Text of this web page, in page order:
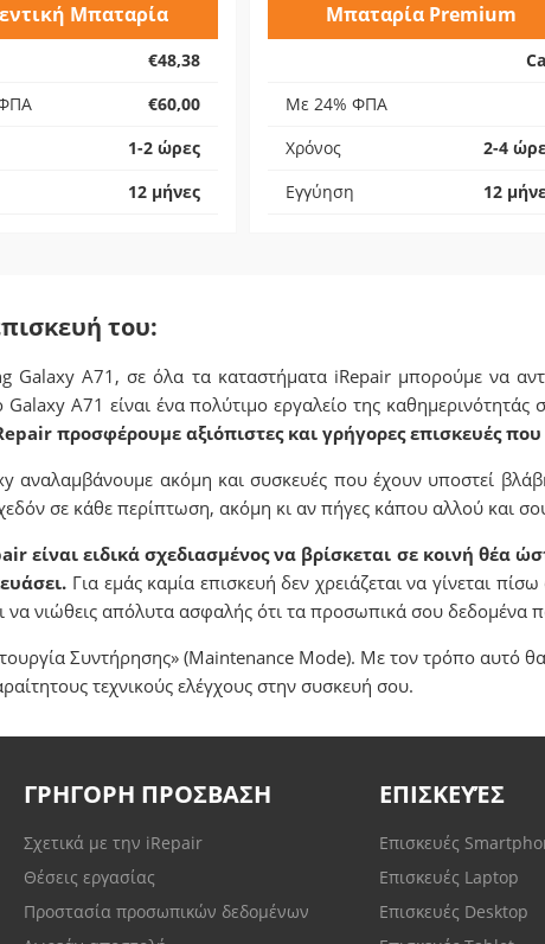
Μπαταρία
€48,38
€60,00
1-2 ώρες
12 μήνες
Μπαταρία Premium
Με 24% ΦΠΑ
Χρόνος
2-4
Εγγύηση
12
του:
Galaxy Α71, σε όλα τα καταστήματα iRepair μπορούμε να
Α71 είναι ένα πολύτιμο εργαλείο της
προσφέρουμε αξιόπιστες και γρήγορες επισκευές
αναλαμβάνουμε ακόμη και συσκευές που έχουν υποστεί
σε κάθε περίπτωση, ακόμη κι αν πήγες κάπου αλλού και
ειδικά σχεδιασμένος να βρίσκεται σε κοινή θέα
Για εμάς καμία επισκευή δεν χρειάζεται να γίνεται
να νιώθεις απόλυτα ασφαλής ότι τα προσωπικά σου
Συντήρησης» (Maintenance Mode). Με τον τρόπο αυτό
τεχνικούς ελέγχους στην συσκευή σου.
ΓΡΗΓΟΡΗ ΠΡΟΣΒΑΣΗ
Σχετικά με την iRepair
Θέσεις εργασίας
Προστασία προσωπικών δεδομένων
ΕΠΙΣΚΕΥΈΣ
Επισκευές
Επισκευές Laptop
Επισκευές Desktop